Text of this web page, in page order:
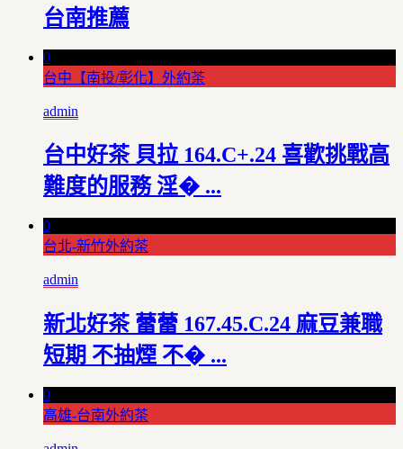
台南推薦
0
台中【南投/彰化】外約茶
admin
台中好茶 貝拉 164.C+.24 喜歡挑戰高
難度的服務 淫� ...
0
台北-新竹外約茶
admin
新北好茶 蕾蕾 167.45.C.24 麻豆兼職
短期 不抽煙 不� ...
0
高雄-台南外約茶